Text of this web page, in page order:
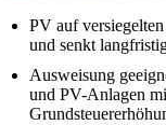
PV auf
und senkt
Ausweisung
und PV-Anlagen